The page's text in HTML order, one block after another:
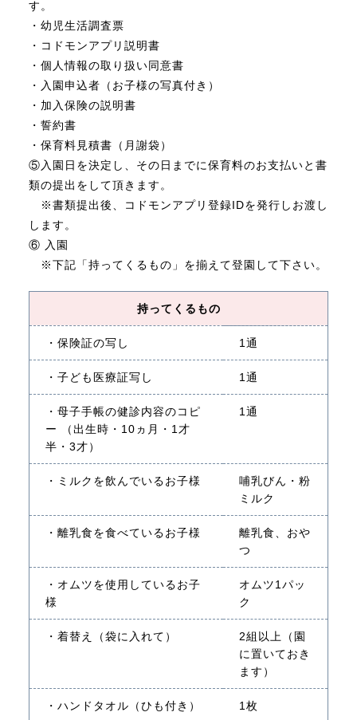
す。
・幼児生活調査票
・コドモンアプリ説明書
・個人情報の取り扱い同意書
・入園申込者（お子様の写真付き）
・加入保険の説明書
・誓約書
・保育料見積書（月謝袋）
⑤入園日を決定し、その日までに保育料のお支払いと書
類の提出をして頂きます。
※書類提出後、コドモンアプリ登録IDを発行しお渡し
します。
⑥ 入園
※下記「持ってくるもの」を揃えて登園して下さい。
持ってくるもの
・保険証の写し 1通
・子ども医療証写し 1通
・母子手帳の健診内容のコピ
ー （出生時・10ヵ月・1才
半・3才）
1通
・ミルクを飲んでいるお子様
哺乳びん・粉
ミルク
・離乳食を食べているお子様
離乳食、おや
つ
・オムツを使用しているお子
様
オムツ1パッ
ク
・着替え（袋に入れて）
2組以上（園
に置いておき
ます）
・ハンドタオル（ひも付き） 1枚